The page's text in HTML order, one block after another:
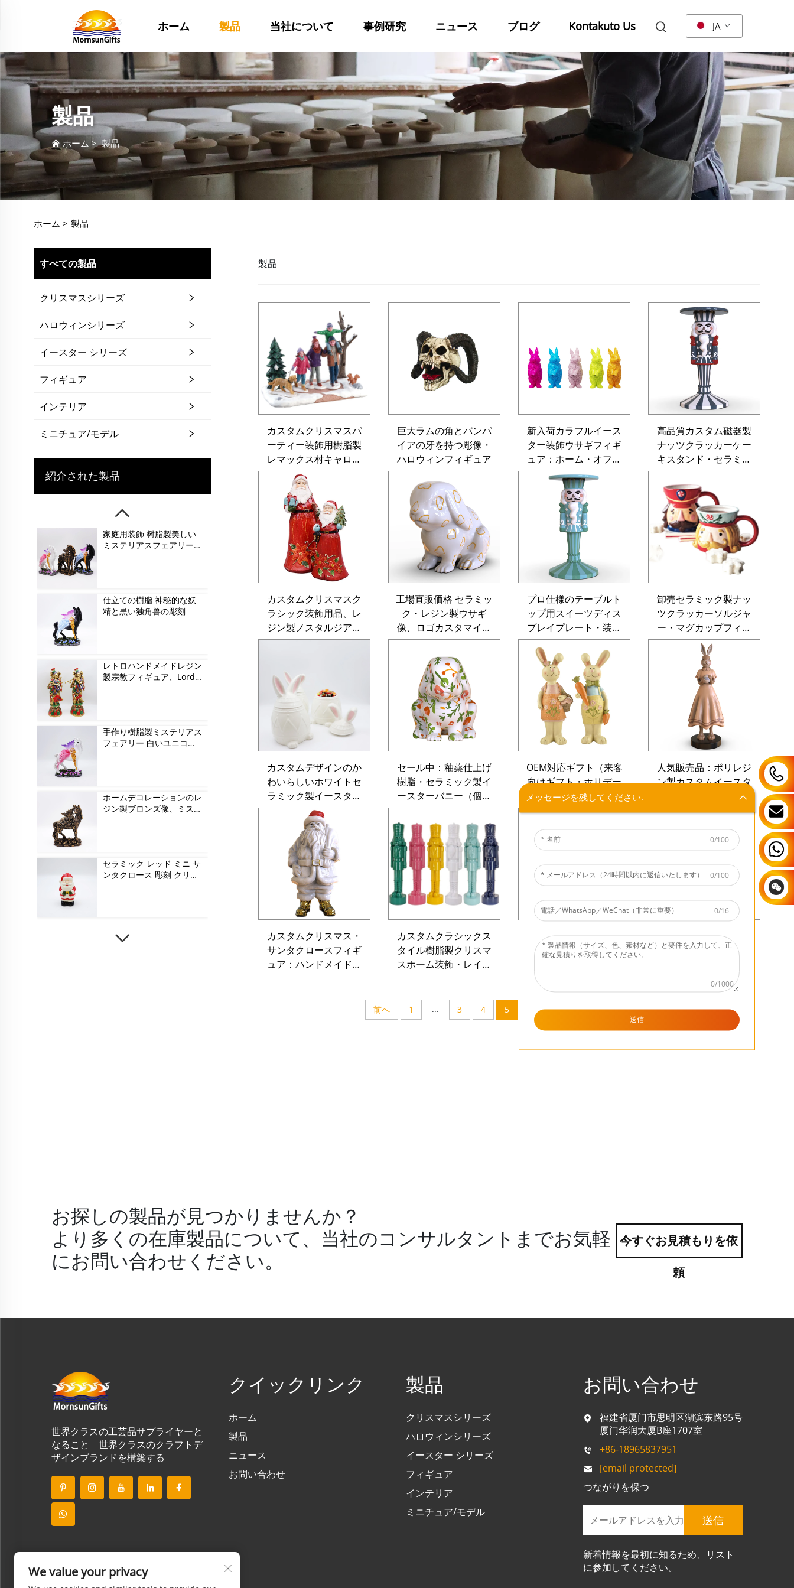
ホーム 製品 当社について 事例研究 ニュース ブログ Kontakuto Us JA
製品
ホーム >製品
ホーム > 製品
すべての製品
クリスマスシリーズ
ハロウィンシリーズ
イースター シリーズ
フィギュア
インテリア
ミニチュア/モデル
紹介された製品
家庭用装飾 树脂製美しい
ミステリアスフェアリーと
仕立ての樹脂 神秘的な妖
精と黒い独角兽の彫刻
レトロハンドメイドレジン
製宗教フィギュア、Lord
手作り樹脂製ミステリアス
フェアリー 白いユニコー
ホームデコレーションのレ
ジン製ブロンズ像、ミステ
セラミック レッド ミニ サ
ンタクロース 彫刻 クリス
製品
カスタムクリスマスパ
ーティー装飾用樹脂製
レマックス村キャロラ
ー・フィギュア：ヴィ
ンテージ風ホリデー音
楽家オーナメント（ホ
ームおよびイベント向
け）
巨大ラムの角とバンパ
イアの牙を持つ彫像・
ハロウィンフィギュア
新入荷カラフルイース
ター装飾ウサギフィギ
ュア：ホーム・オフィ
ス向け樹脂製ウサギ
像、イースターラビッ
トデコレーション
高品質カスタム磁器製
ナッツクラッカーケー
キスタンド・セラミッ
ク製ペパーミントデザ
ートトレイ（クリスマ
ス装飾用）
カスタムクリスマスク
ラシック装飾用品、レ
ジン製ノスタルジア風
サンタクロースフィギ
工場直販価格 セラミッ
ク・レジン製ウサギ
像、ロゴカスタマイズ
可能、環境配慮型イー
スターバニー人形、ホ
ーム・ウェディング装
飾用
プロ仕様のテーブルト
ップ用スイーツディス
プレイプレート・装飾
ペパーミントフィギュ
ア形状・カスタムセラ
ミック製クリスマスケ
ーキホルダー
卸売セラミック製ナッ
ツクラッカーソルジャ
ー・マグカップフィギ
ュア・3Dカートゥーン
風磁器製クリスマス装
飾工芸品
カスタムデザインのか
わいらしいホワイトセ
ラミック製イースター
エッグ＆ウサギ型キャ
ンディージャー（セッ
ト）、卸売向けホー
ム・フェスティバル装
飾・食品収納容器
セール中：釉薬仕上げ
樹脂・セラミック製イ
ースターバニー（個別
カスタマイズ可能）／
3Dポーセリン製・環境
配慮型卓上アート装飾
品
OEM対応ギフト（来客
向けギフト・ホリデー
用アニマルギフト）／
卸売向けセンターピー
用樹脂製イースターバ
人気販売品：ポリレジ
ン製カスタムイースタ
ーラビットフィギュ
ア・ホーム用イースタ
ジン製バニーステータ
カスタムクリスマス・
サンタクロースフィギ
ュア：ハンドメイド陶
カスタムクラシックス
タイル樹脂製クリスマ
スホーム装飾・レイン
ー・モーンサンギフト
ズ グローバルマーケッ
新デザイン：カスタマ
イズ可能なイースター
飾、ラビットステータ
ス、イースター用レジ
ンデコレーション、パ
ーソナライズド3Dレジ
ンイースターバニー
新登場：タワータイプ
「ウエストランド・ギ
ー・トレック』スポッ
クレジンボブルヘッド
フィギュア
前へ 1 ... 3 4 5 7 ... 34 次へ
メッセージを残してください.
0/100
0/100
0/16
0/1000
送信
お探しの製品が見つかりませんか？
より多くの在庫製品について、当社のコンサルタントまでお気軽
にお問い合わせください。
今すぐお見積もりを依
頼
世界クラスの工芸品サプライヤーと
なること 世界クラスのクラフトデ
ザインブランドを構築する
クイックリンク
ホーム
製品
ニュース
お問い合わせ
製品
クリスマスシリーズ
ハロウィンシリーズ
イースター シリーズ
フィギュア
インテリア
ミニチュア/モデル
お問い合わせ
福建省厦门市思明区湖滨东路95号
厦门华润大厦B座1707室
+86-18965837951
[email protected]
つながりを保つ
送信
新着情報を最初に知るため、リスト
に参加してください。
We value your privacy